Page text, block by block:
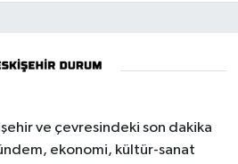
ve çevresindeki son dakika
ekonomi, kültür-sanat